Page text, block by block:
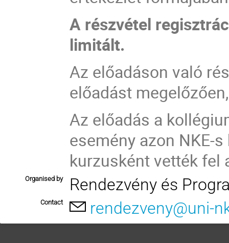
A részvétel
limitált.
Az előadáson való
előadást
Az előadás a
esemény azon NKE-
kurzusként vették fel
Organised by Rendezvény és
Contact rendezveny@uni-